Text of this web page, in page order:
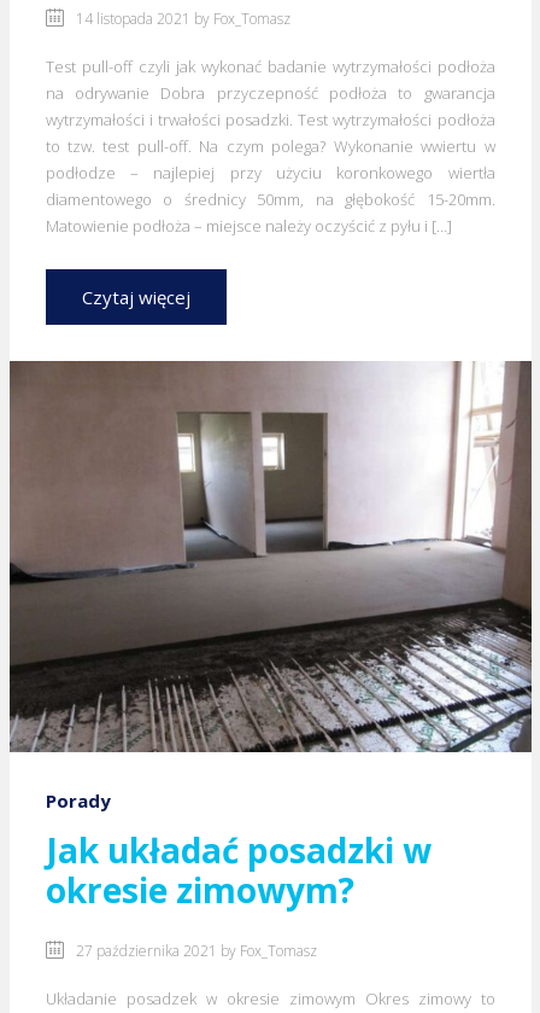
14 listopada 2021 by Fox_Tomasz
Test pull-off czyli jak wykonać badanie wytrzymałości podłoża
na odrywanie Dobra przyczepność podłoża to gwarancja
wytrzymałości i trwałości posadzki. Test wytrzymałości podłoża
to tzw. test pull-off. Na czym polega? Wykonanie wwiertu w
podłodze – najlepiej przy użyciu koronkowego wiertła
diamentowego o średnicy 50mm, na głębokość 15-20mm.
Matowienie podłoża – miejsce należy oczyścić z pyłu i […]
Czytaj więcej
Porady
Jak układać posadzki w
okresie zimowym?
27 października 2021 by Fox_Tomasz
Układanie posadzek w okresie zimowym Okres zimowy to